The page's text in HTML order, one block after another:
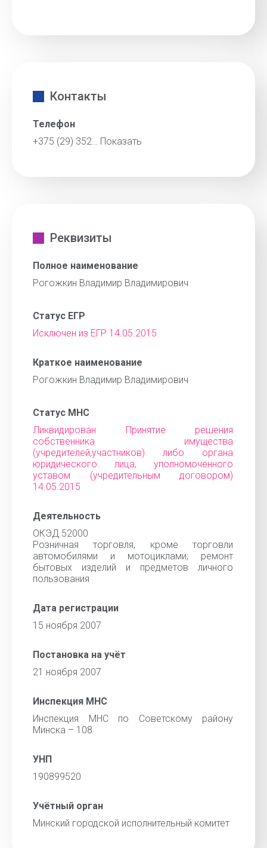
Контакты
Телефон
+375 (29) 352… Показать
Реквизиты
Полное наименование
Рогожкин Владимир Владимирович
Статус ЕГР
Исключен из ЕГР 14.05.2015
Краткое наименование
Рогожкин Владимир Владимирович
Статус МНС
Ликвидирован Принятие решения
собственника имущества
(учредителей,участников) либо органа
юридического лица, уполномоченного
уставом (учредительным договором)
14.05.2015
Деятельность
ОКЭД 52000
Розничная торговля, кроме торговли
автомобилями и мотоциклами; ремонт
бытовых изделий и предметов личного
пользования
Дата регистрации
15 ноября 2007
Постановка на учёт
21 ноября 2007
Инспекция МНС
Инспекция МНС по Советскому району
Минска – 108
УНП
190899520
Учётный орган
Минский городской исполнительный комитет